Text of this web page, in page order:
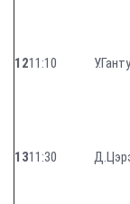
1211:10
1311:30